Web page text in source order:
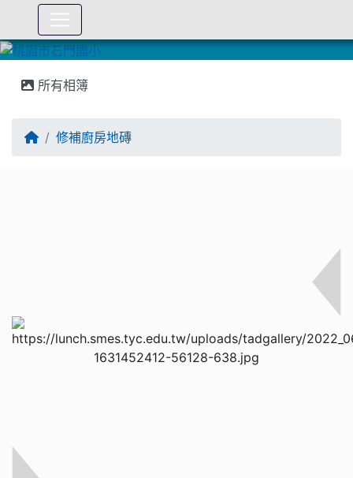
所有相簿
修補廚房地磚